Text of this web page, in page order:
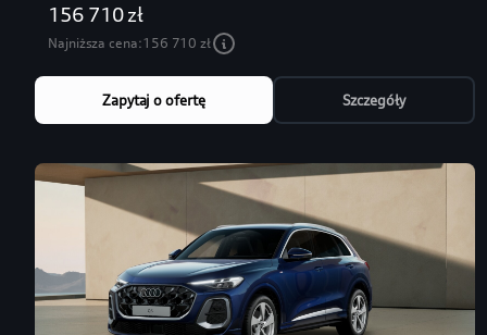
156 710 zł
Najniższa cena:156 710 zł
Zapytaj o ofertę Szczegóły